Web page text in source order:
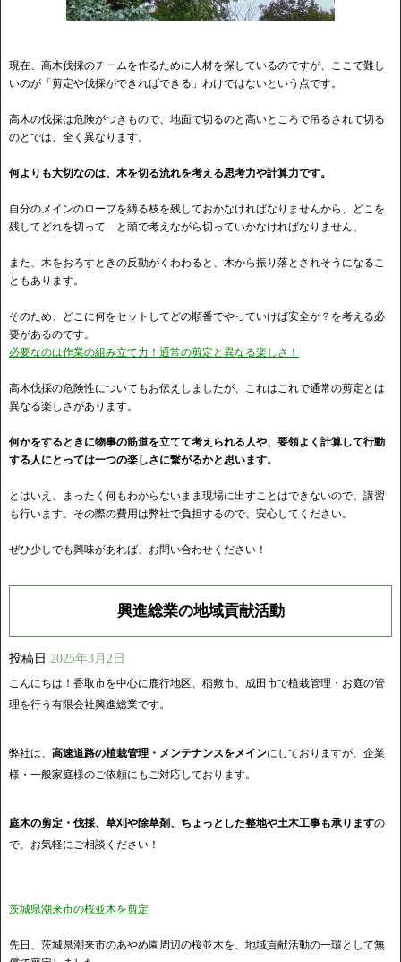
現在、高木伐採のチームを作るために人材を探しているのですが、ここで難し
いのが「剪定や伐採ができればできる」わけではないという点です。
高木の伐採は危険がつきもので、地面で切るのと高いところで吊るされて切る
のとでは、全く異なります。
何よりも大切なのは、木を切る流れを考える思考力や計算力です。
自分のメインのロープを縛る枝を残しておかなければなりませんから、どこを
残してどれを切って…と頭で考えながら切っていかなければなりません。
また、木をおろすときの反動がくわわると、木から振り落とされそうになるこ
ともあります。
そのため、どこに何をセットしてどの順番でやっていけば安全か？を考える必
要があるのです。
必要なのは作業の組み立て力！通常の剪定と異なる楽しさ！
高木伐採の危険性についてもお伝えしましたが、これはこれで通常の剪定とは
異なる楽しさがあります。
何かをするときに物事の筋道を立てて考えられる人や、要領よく計算して行動
する人にとっては一つの楽しさに繋がるかと思います。
とはいえ、まったく何もわからないまま現場に出すことはできないので、講習
も行います。その際の費用は弊社で負担するので、安心してください。
ぜひ少しでも興味があれば、お問い合わせください！
興進総業の地域貢献活動
投稿日 2025年3月2日
こんにちは！香取市を中心に鹿行地区、稲敷市、成田市で植栽管理・お庭の管
理を行う有限会社興進総業です。
弊社は、 高速道路の植栽管理・メンテナンスをメインにしておりますが、企業
様・一般家庭様のご依頼にもご対応しております。
庭木の剪定・伐採、草刈や除草剤、ちょっとした整地や土木工事も承りますの
で、お気軽にご相談ください！
茨城県潮来市の桜並木を剪定
先日、茨城県潮来市のあやめ園周辺の桜並木を、地域貢献活動の一環として無